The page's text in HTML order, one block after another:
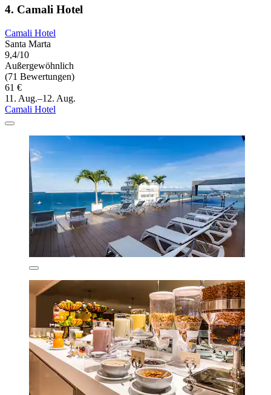
4. Camali Hotel
Camali Hotel
Santa Marta
9,4/10
Außergewöhnlich
(71 Bewertungen)
61 €
11. Aug.–12. Aug.
Camali Hotel